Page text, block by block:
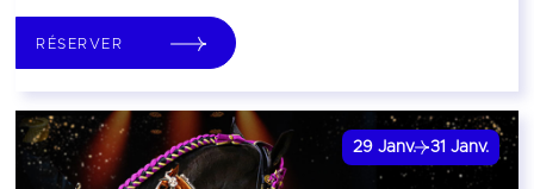
RÉSERVER
29 Janv. 31 Janv.